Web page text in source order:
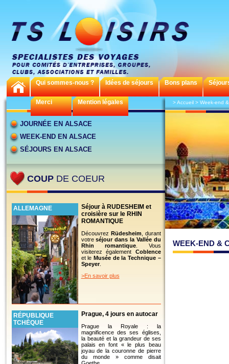
Qui sommes-nous ? Idées de séjours Bons plans
Merci Mention légales
JOURNÉE EN ALSACE
WEEK-END EN ALSACE
SÉJOURS EN ALSACE
COUP DE COEUR
ALLEMAGNE
Séjour à RUDESHEIM et
croisière sur le RHIN
ROMANTIQUE
Découvrez Rüdesheim, durant
votreséjour dans la Vallée du
Rhin romantique . Vous
visiterez également Coblence
et le Musée de la Technique –
Speyer.
>En savoir plus
RÉPUBLIQUE
TCHÈQUE
Prague, 4 jours en autocar
Prague la Royale : la
magnificence des ses églises,
la beauté et la grandeur de ses
palais en font « le plus beau
joyau de la couronne de pierre
du monde » comme disait
>Accueil> Week-end
WEEK-END &